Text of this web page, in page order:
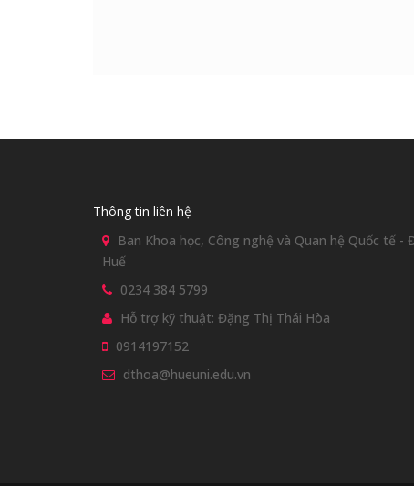
Thông tin liên hệ
Ban Khoa học, Công nghệ và Quan hệ Quốc tế -
Huế
0234 384 5799
Hỗ trợ kỹ thuật: Đặng Thị Thái Hòa
0914197152
dthoa@hueuni.edu.vn